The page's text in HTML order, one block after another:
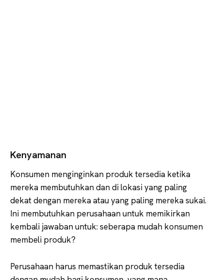
Kenyamanan
Konsumen menginginkan produk tersedia ketika
mereka membutuhkan dan di lokasi yang paling
dekat dengan mereka atau yang paling mereka sukai.
Ini membutuhkan perusahaan untuk memikirkan
kembali jawaban untuk: seberapa mudah konsumen
membeli produk?
Perusahaan harus memastikan produk tersedia